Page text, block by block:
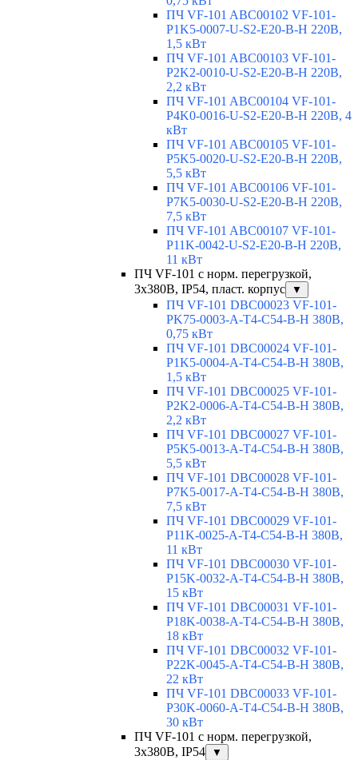
ПЧ VF-101 ABC00102 VF-101-
P1K5-0007-U-S2-E20-B-H 220В,
1,5 кВт
ПЧ VF-101 ABC00103 VF-101-
P2K2-0010-U-S2-E20-B-H 220В,
2,2 кВт
ПЧ VF-101 ABC00104 VF-101-
P4K0-0016-U-S2-E20-B-H 220В, 4
кВт
ПЧ VF-101 ABC00105 VF-101-
P5K5-0020-U-S2-E20-B-H 220В,
5,5 кВт
ПЧ VF-101 ABC00106 VF-101-
P7K5-0030-U-S2-E20-B-H 220В,
7,5 кВт
ПЧ VF-101 ABC00107 VF-101-
P11K-0042-U-S2-E20-B-H 220В,
11 кВт
ПЧ VF-101 с норм. перегрузкой,
3х380В, IP54, пласт. корпус
▼
ПЧ VF-101 DBC00023 VF-101-
PK75-0003-A-T4-C54-B-H 380В,
0,75 кВт
ПЧ VF-101 DBC00024 VF-101-
P1K5-0004-A-T4-C54-B-H 380В,
1,5 кВт
ПЧ VF-101 DBC00025 VF-101-
P2K2-0006-A-T4-C54-B-H 380В,
2,2 кВт
ПЧ VF-101 DBC00027 VF-101-
P5K5-0013-A-T4-C54-B-H 380В,
5,5 кВт
ПЧ VF-101 DBC00028 VF-101-
P7K5-0017-A-T4-C54-B-H 380В,
7,5 кВт
ПЧ VF-101 DBC00029 VF-101-
P11K-0025-A-T4-C54-B-H 380В,
11 кВт
ПЧ VF-101 DBC00030 VF-101-
P15K-0032-A-T4-C54-B-H 380В,
15 кВт
ПЧ VF-101 DBC00031 VF-101-
P18K-0038-A-T4-C54-B-H 380В,
18 кВт
ПЧ VF-101 DBC00032 VF-101-
P22K-0045-A-T4-C54-B-H 380В,
22 кВт
ПЧ VF-101 DBC00033 VF-101-
P30K-0060-A-T4-C54-B-H 380В,
30 кВт
ПЧ VF-101 с норм. перегрузкой,
3x380В, IP54
▼